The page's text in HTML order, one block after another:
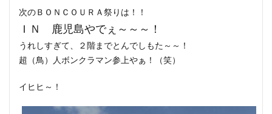
次のＢＯＮＣＯＵＲＡ祭りは！！
ＩＮ 鹿児島やでぇ～～～！
うれしすぎて、２階までとんでしもた～～！
超（鳥）人ボンクラマン参上やぁ！（笑）
イヒヒ～！